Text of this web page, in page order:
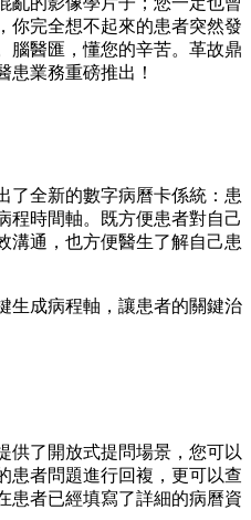
你完全想不起來的患者突然發
腦醫匯，懂您的辛苦。革故鼎
患業務重磅推出！
了全新的數字病曆卡係統：患
程時間軸。既方便患者對自己
溝通，也方便醫生了解自己患
生成病程軸，讓患者的關鍵治
供了開放式提問場景，您可以
患者問題進行回複，更可以查
患者已經填寫了詳細的病曆資